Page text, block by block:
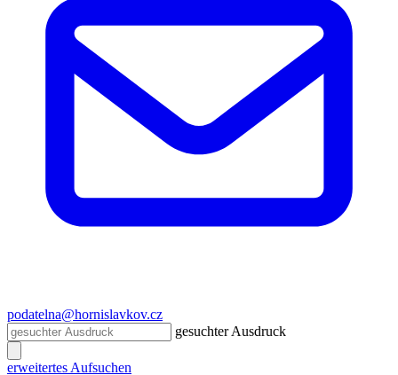
podatelna@hornislavkov.cz
gesuchter Ausdruck
erweitertes Aufsuchen